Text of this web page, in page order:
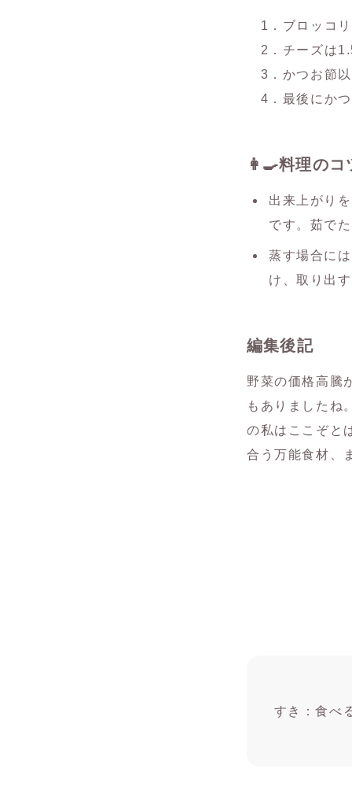
1．ブロッコリ
2．チーズは
3．かつお節以
4．最後にかつ
👩‍🍳料理の
出来上がり
です。茹で
蒸す場合に
け、取り出
編集後記
野菜の価格高騰
もありましたね
の私はここぞと
合う万能食材、
すき：食べ